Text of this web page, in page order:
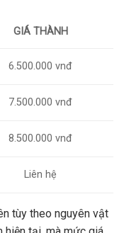
GIÁ THÀNH
6.500.000 vnđ
7.500.000 vnđ
8.500.000 vnđ
Liên hệ
tùy theo nguyên vật